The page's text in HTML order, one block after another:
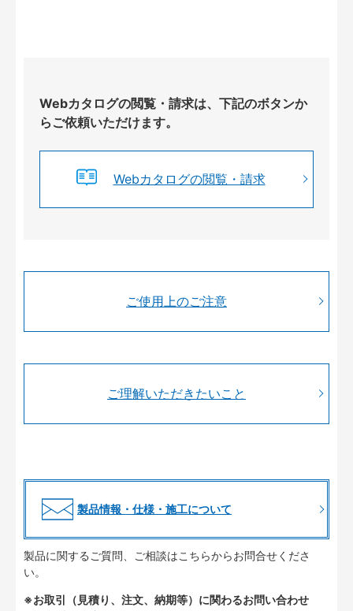
Webカタログの閲覧・請求は、下記のボタンか
らご依頼いただけます。
Webカタログの閲覧・請求
ご使用上のご注意
ご理解いただきたいこと
製品情報・仕様・施工について
製品に関するご質問、ご相談はこちらからお問合せくださ
い。
※お取引（見積り、注文、納期等）に関わるお問い合わせ